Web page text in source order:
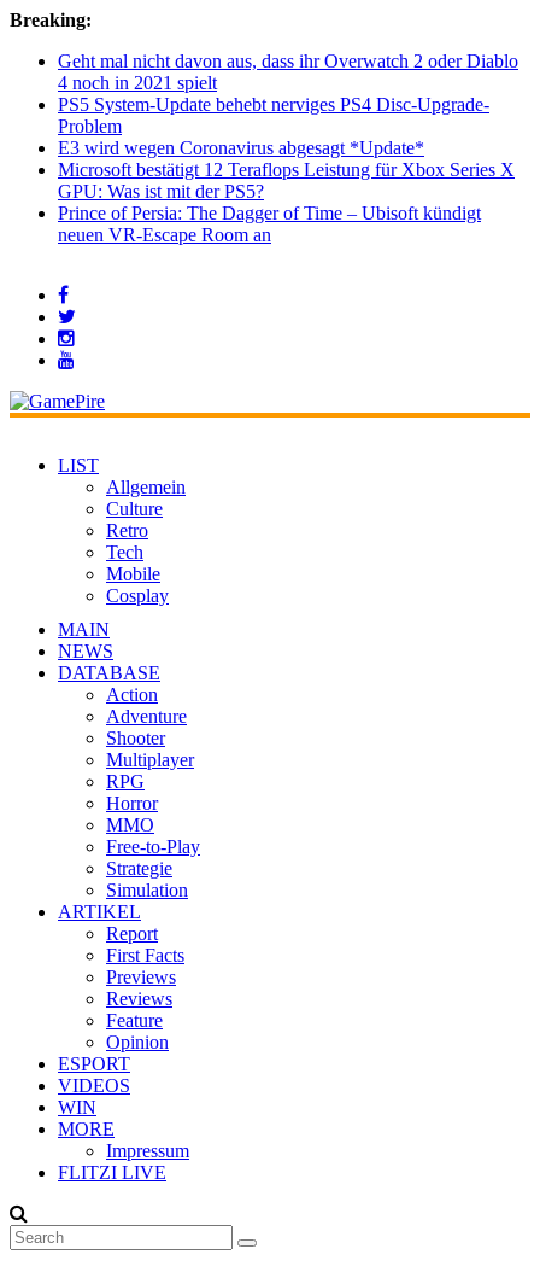
Breaking:
Geht mal nicht davon aus, dass ihr Overwatch 2 oder Diablo
4 noch in 2021 spielt
PS5 System-Update behebt nerviges PS4 Disc-Upgrade-
Problem
E3 wird wegen Coronavirus abgesagt *Update*
Microsoft bestätigt 12 Teraflops Leistung für Xbox Series X
GPU: Was ist mit der PS5?
Prince of Persia: The Dagger of Time – Ubisoft kündigt
neuen VR-Escape Room an
LIST
Allgemein
Culture
Retro
Tech
Mobile
Cosplay
MAIN
NEWS
DATABASE
Action
Adventure
Shooter
Multiplayer
RPG
Horror
MMO
Free-to-Play
Strategie
Simulation
ARTIKEL
Report
First Facts
Previews
Reviews
Feature
Opinion
ESPORT
VIDEOS
WIN
MORE
Impressum
FLITZI LIVE